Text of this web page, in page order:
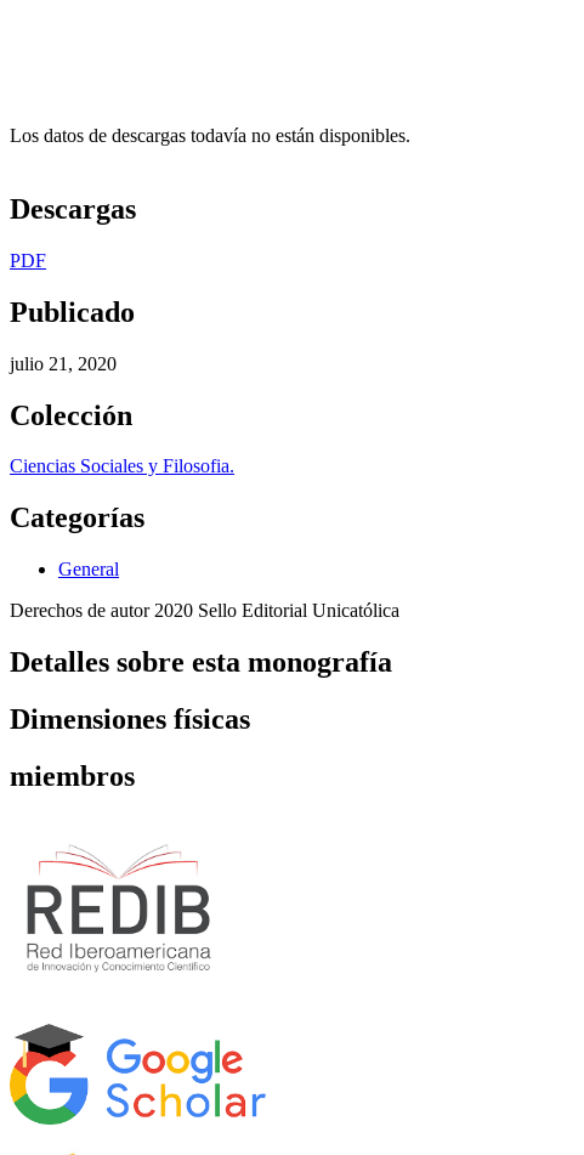
Los datos de descargas todavía no están disponibles.
Descargas
PDF
Publicado
julio 21, 2020
Colección
Ciencias Sociales y Filosofia.
Categorías
General
Derechos de autor 2020 Sello Editorial Unicatólica
Detalles sobre esta monografía
Dimensiones físicas
miembros